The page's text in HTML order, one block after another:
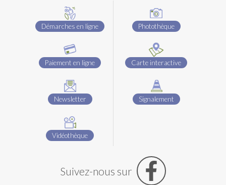
Démarches en ligne
Paiement en ligne
Newsletter
Vidéothèque
Photothèque
Carte interactive
Signalement
Suivez-nous sur